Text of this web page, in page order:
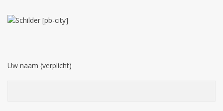
Uw naam (verplicht)